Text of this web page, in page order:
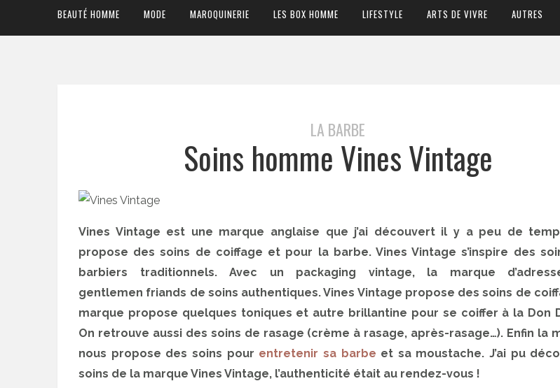
BEAUTÉ HOMME MODE MAROQUINERIE LES BOX HOMME LIFESTYLE ARTS DE VIVRE AUTRES
LA BARBE
Soins homme Vines Vintage
Vines Vintage est une marque anglaise que j’ai découvert il y a peu de
propose des soins de coiffage et pour la barbe. Vines Vintage s’inspire des
barbiers traditionnels. Avec un packaging vintage, la marque
gentlemen friands de soins authentiques. Vines Vintage propose des soins de
marque propose quelques toniques et autre brillantine pour se coiffer à la Don
On retrouve aussi des soins de rasage (crème à rasage, après-rasage…). Enfin la
nous propose des soins pour entretenir sa barbe et sa moustache. J’ai pu
soins de la marque Vines Vintage, l’authenticité était au rendez-vous !